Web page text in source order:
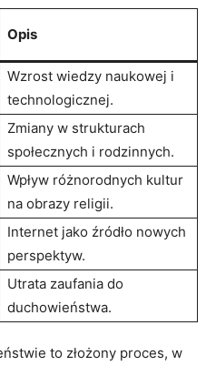
Opis
Wzrost wiedzy naukowej i
technologicznej.
Zmiany w strukturach
społecznych i rodzinnych.
Wpływ⁣ różnorodnych kultur
na obrazy‍ religii.
Internet jako ⁣źródło nowych
perspektyw.
Utrata zaufania ‌do
duchowieństwa.
to złożony proces, w